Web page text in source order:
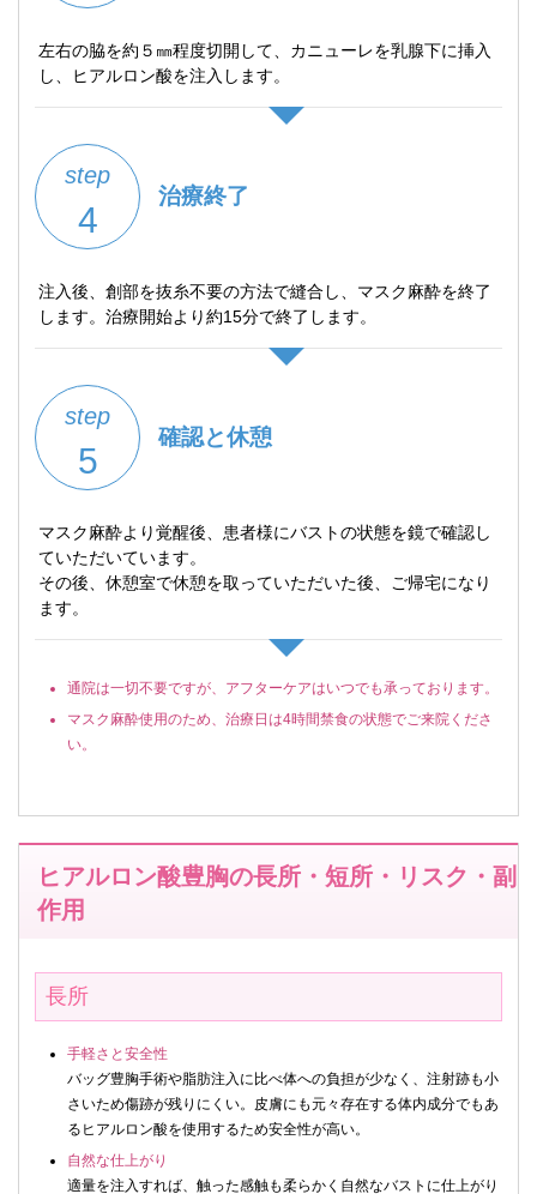
左右の脇を約５㎜程度切開して、カニューレを乳腺下に挿入
し、ヒアルロン酸を注入します。
step
4
治療終了
注入後、創部を抜糸不要の方法で縫合し、マスク麻酔を終了
します。治療開始より約15分で終了します。
step
5
確認と休憩
マスク麻酔より覚醒後、患者様にバストの状態を鏡で確認し
ていただいています。
その後、休憩室で休憩を取っていただいた後、ご帰宅になり
ます。
通院は一切不要ですが、アフターケアはいつでも承っております。
マスク麻酔使用のため、治療日は4時間禁食の状態でご来院くださ
い。
ヒアルロン酸豊胸の長所・短所・リスク・副
作用
長所
手軽さと安全性
バッグ豊胸手術や脂肪注入に比べ体への負担が少なく、注射跡も小
さいため傷跡が残りにくい。皮膚にも元々存在する体内成分でもあ
るヒアルロン酸を使用するため安全性が高い。
自然な仕上がり
適量を注入すれば、触った感触も柔らかく自然なバストに仕上がり